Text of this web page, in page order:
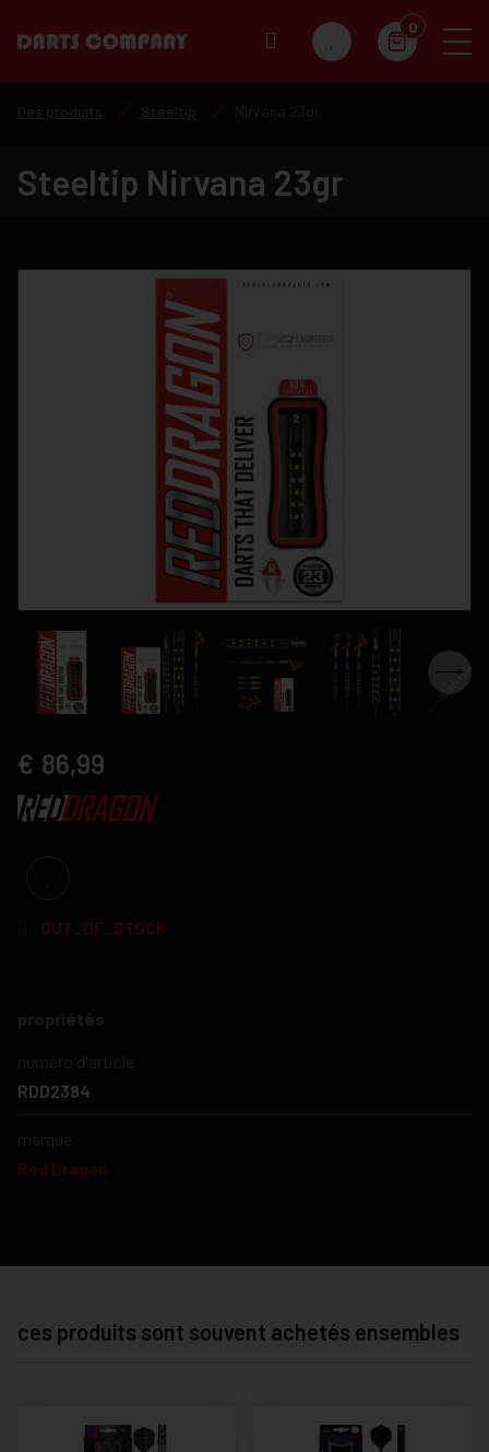
0
Des produits Steeltip Nirvana 23gr
Steeltip Nirvana 23gr
86,99
OUT_OF_STOCK
propriétés
numéro d'article
RDD2384
marque
Red Dragon
ces produits sont souvent achetés ensembles